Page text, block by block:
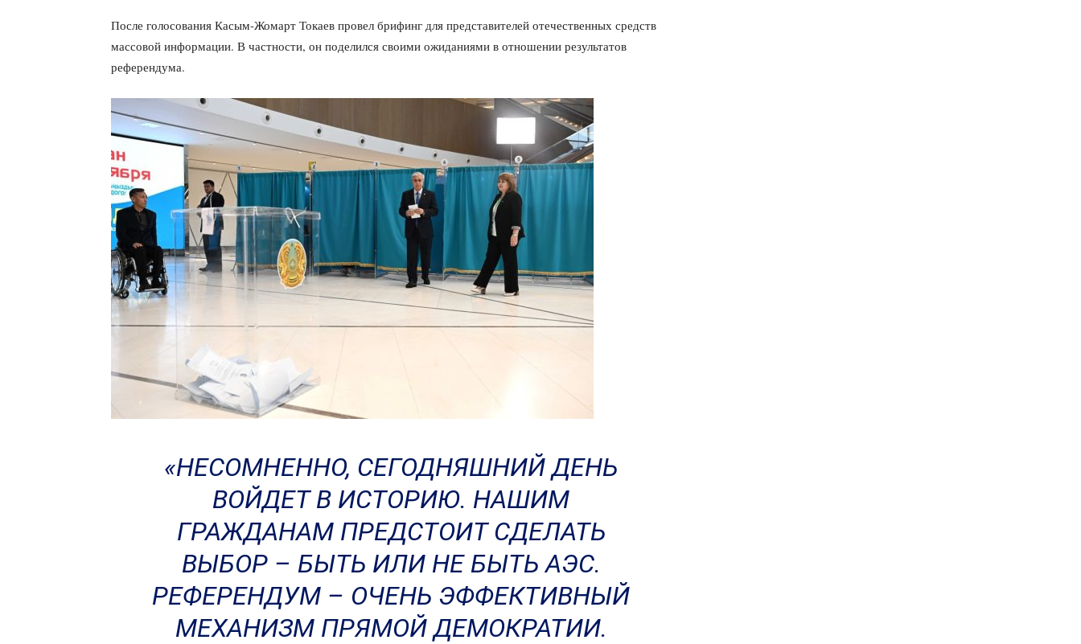
После голосования Касым-Жомарт Токаев провел брифинг для представителей отечественных средств
массовой информации. В частности, он поделился своими ожиданиями в отношении результатов
референдума.
«НЕСОМНЕННО, СЕГОДНЯШНИЙ ДЕНЬ
ВОЙДЕТ В ИСТОРИЮ. НАШИМ
ГРАЖДАНАМ ПРЕДСТОИТ СДЕЛАТЬ
ВЫБОР – БЫТЬ ИЛИ НЕ БЫТЬ АЭС.
РЕФЕРЕНДУМ – ОЧЕНЬ ЭФФЕКТИВНЫЙ
МЕХАНИЗМ ПРЯМОЙ ДЕМОКРАТИИ.